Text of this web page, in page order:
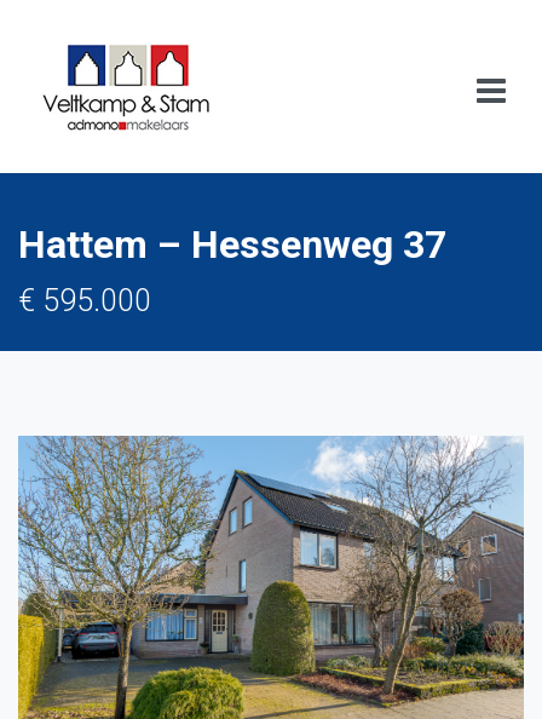
Hattem – Hessenweg 37
€ 595.000